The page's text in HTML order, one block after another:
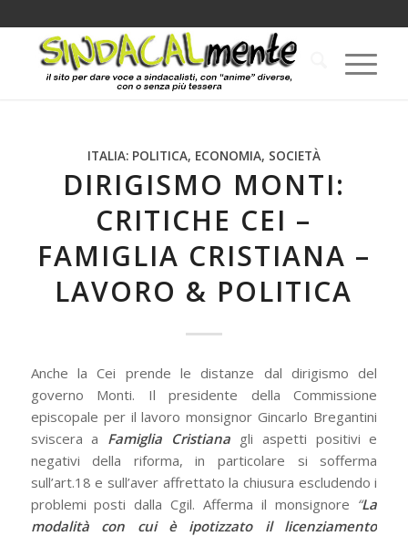
ITALIA: POLITICA, ECONOMIA, SOCIETÀ
DIRIGISMO MONTI:
CRITICHE CEI –
FAMIGLIA CRISTIANA –
LAVORO & POLITICA
Anche la Cei prende le distanze dal dirigismo del
governo Monti. Il presidente della Commissione
episcopale per il lavoro monsignor Gincarlo Bregantini
sviscera a Famiglia Cristiana gli aspetti positivi e
negativi della riforma, in particolare si sofferma
sull’art.18 e sull’aver affrettato la chiusura escludendo i
problemi posti dalla Cgil. Afferma il monsignore “La
modalità con cui è ipotizzato il licenziamento